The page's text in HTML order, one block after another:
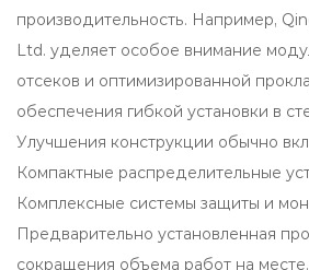
производительность. Например,
Ltd. уделяет особое внимание
отсеков и оптимизированной
обеспечения гибкой установки в
Улучшения конструкции обычно
Компактные распределительные
Комплексные системы защиты и
Предварительно установленная
сокращения объема работ на месте.